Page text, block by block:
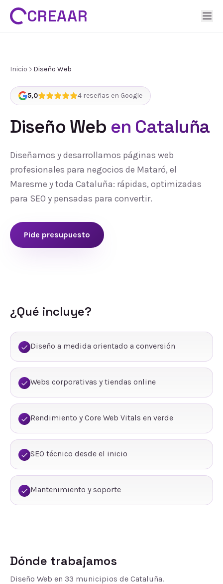
CREAAR
Inicio Diseño Web
5,0 4 reseñas en Google
Diseño Web en Cataluña
Diseñamos y desarrollamos páginas web
profesionales para negocios de Mataró, el
Maresme y toda Cataluña: rápidas, optimizadas
para SEO y pensadas para convertir.
Pide presupuesto
¿Qué incluye?
Diseño a medida orientado a conversión
Webs corporativas y tiendas online
Rendimiento y Core Web Vitals en verde
SEO técnico desde el inicio
Mantenimiento y soporte
Dónde trabajamos
Diseño Web en 33 municipios de Cataluña.